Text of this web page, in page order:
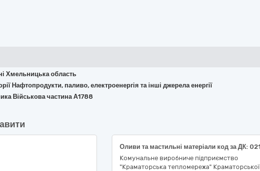
Хмельницька область
Нафтопродукти, паливо, електроенергія та інші джерела енергії
Військова частина А1788
Комунальне виробниче підприємство
"Краматорська тепломережа" Краматорської